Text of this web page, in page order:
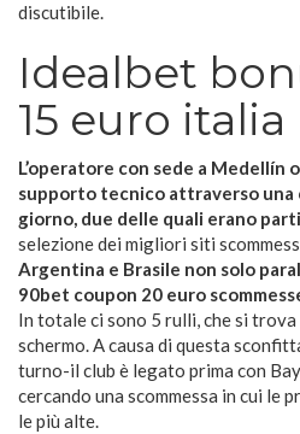
discutibile.
Idealbet
15 euro italia
L’operatore con sede a Medellín
supporto tecnico attraverso una
giorno, due delle quali erano
selezione dei migliori siti
Argentina e Brasile non solo
90bet coupon 20 euro
In totale ci sono 5 rulli, che si
schermo. A causa di questa
turno-il club è legato prima con
cercando una scommessa in cui le
le più alte.